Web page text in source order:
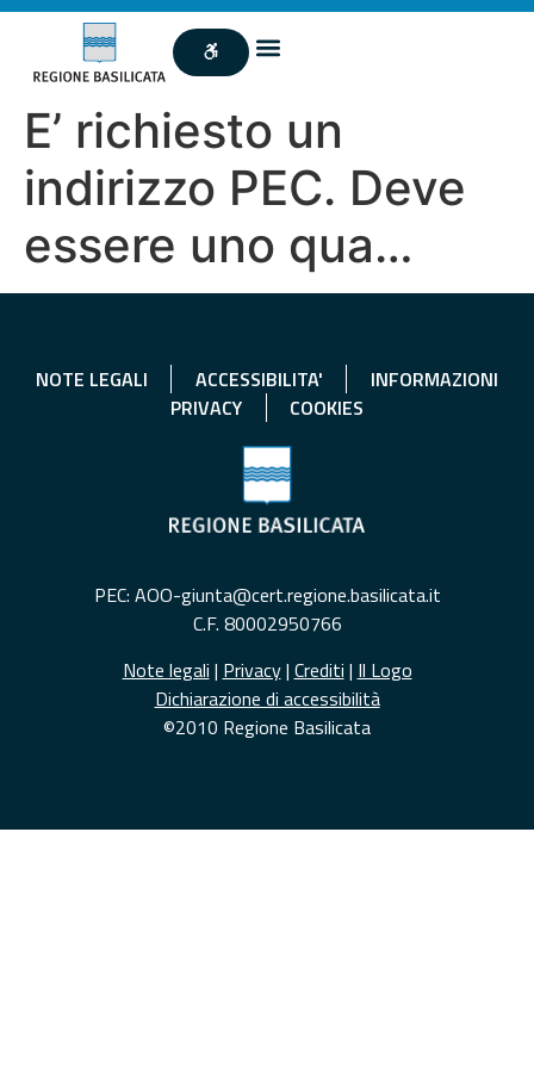
E’ richiesto un
indirizzo PEC. Deve
essere uno qua…
NOTE LEGALI ACCESSIBILITA'
INFORMAZIONI
PRIVACY
COOKIES
PEC: AOO-giunta@cert.regione.basilicata.it
C.F. 80002950766
Note legali | Privacy| Crediti | Il Logo
Dichiarazione di accessibilità
©2010 Regione Basilicata